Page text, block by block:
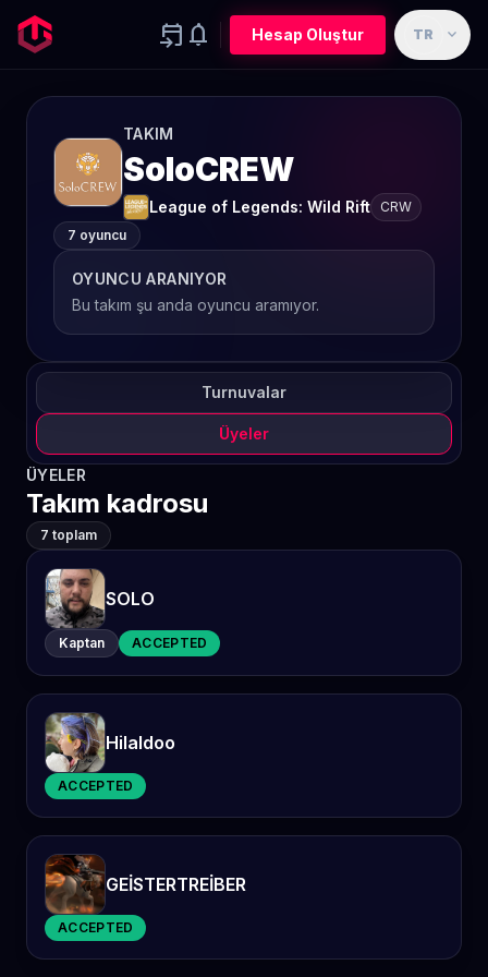
event_upcoming notifications Hesap Oluştur TR expand_more
TAKIM
SoloCREW
League of Legends: Wild Rift
CRW
7 oyuncu
OYUNCU ARANIYOR
Bu takım şu anda oyuncu aramıyor.
Turnuvalar
Üyeler
ÜYELER
Takım kadrosu
7 toplam
SOLO
Kaptan ACCEPTED
Hilaldoo
ACCEPTED
GEİSTERTREİBER
ACCEPTED